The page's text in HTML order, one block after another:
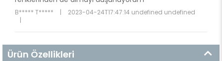
B***** T***** |
2023-04-24T17:47:14 undefined undefined
|
Ürün Özellikleri